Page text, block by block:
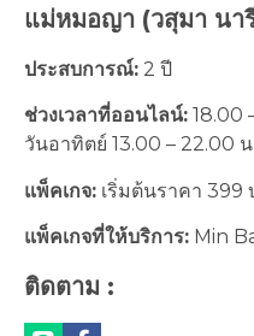
แม่หมอญา (วสุมา นา
ประสบการณ์: 2 ปี
ช่วงเวลาที่ออนไลน์: 18.00
วันอาทิตย์ 13.00 – 22.00 น.
แพ็คเกจ: เริ่มต้นราคา 399
แพ็คเกจที่ให้บริการ: Min
ติดตาม :